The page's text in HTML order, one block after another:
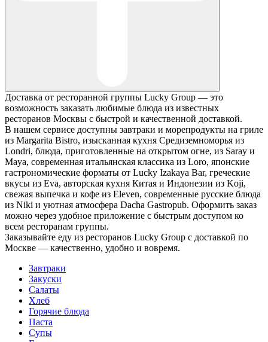
Доставка от ресторанной группы Lucky Group — это
возможность заказать любимые блюда из известных
ресторанов Москвы с быстрой и качественной доставкой.
В нашем сервисе доступны завтраки и морепродукты на гриле
из Margarita Bistro, изысканная кухня Средиземноморья из
Londri, блюда, приготовленные на открытом огне, из Saray и
Maya, современная итальянская классика из Loro, японские
гастрономические форматы от Lucky Izakaya Bar, греческие
вкусы из Eva, авторская кухня Китая и Индонезии из Koji,
свежая выпечка и кофе из Eleven, современные русские блюда
из Niki и уютная атмосфера Dacha Gastropub. Оформить заказ
можно через удобное приложение с быстрым доступом ко
всем ресторанам группы.
Заказывайте еду из ресторанов Lucky Group с доставкой по
Москве — качественно, удобно и вовремя.
Завтраки
Закуски
Салаты
Хлеб
Горячие блюда
Паста
Супы